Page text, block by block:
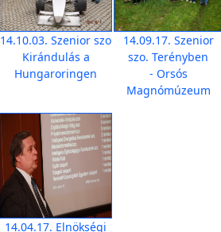
14.10.03. Szenior szo
Kirándulás a
Hungaroringen
14.09.17. Szenior
szo. Terényben
- Orsós
Magnómúzeum
14.04.17. Elnökségi